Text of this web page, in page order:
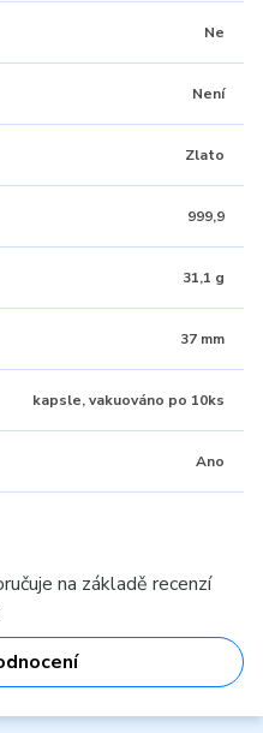
Ne
Není
Zlato
999,9
31,1 g
37 mm
kapsle, vakuováno po 10ks
Ano
na základě recenzí